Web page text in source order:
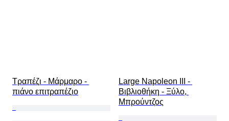
Τραπέζι - Μάρμαρο -
πιάνο επιτραπέζιο
Large Napoleon III -
Βιβλιοθήκη - Ξύλο,
Μπρούντζος